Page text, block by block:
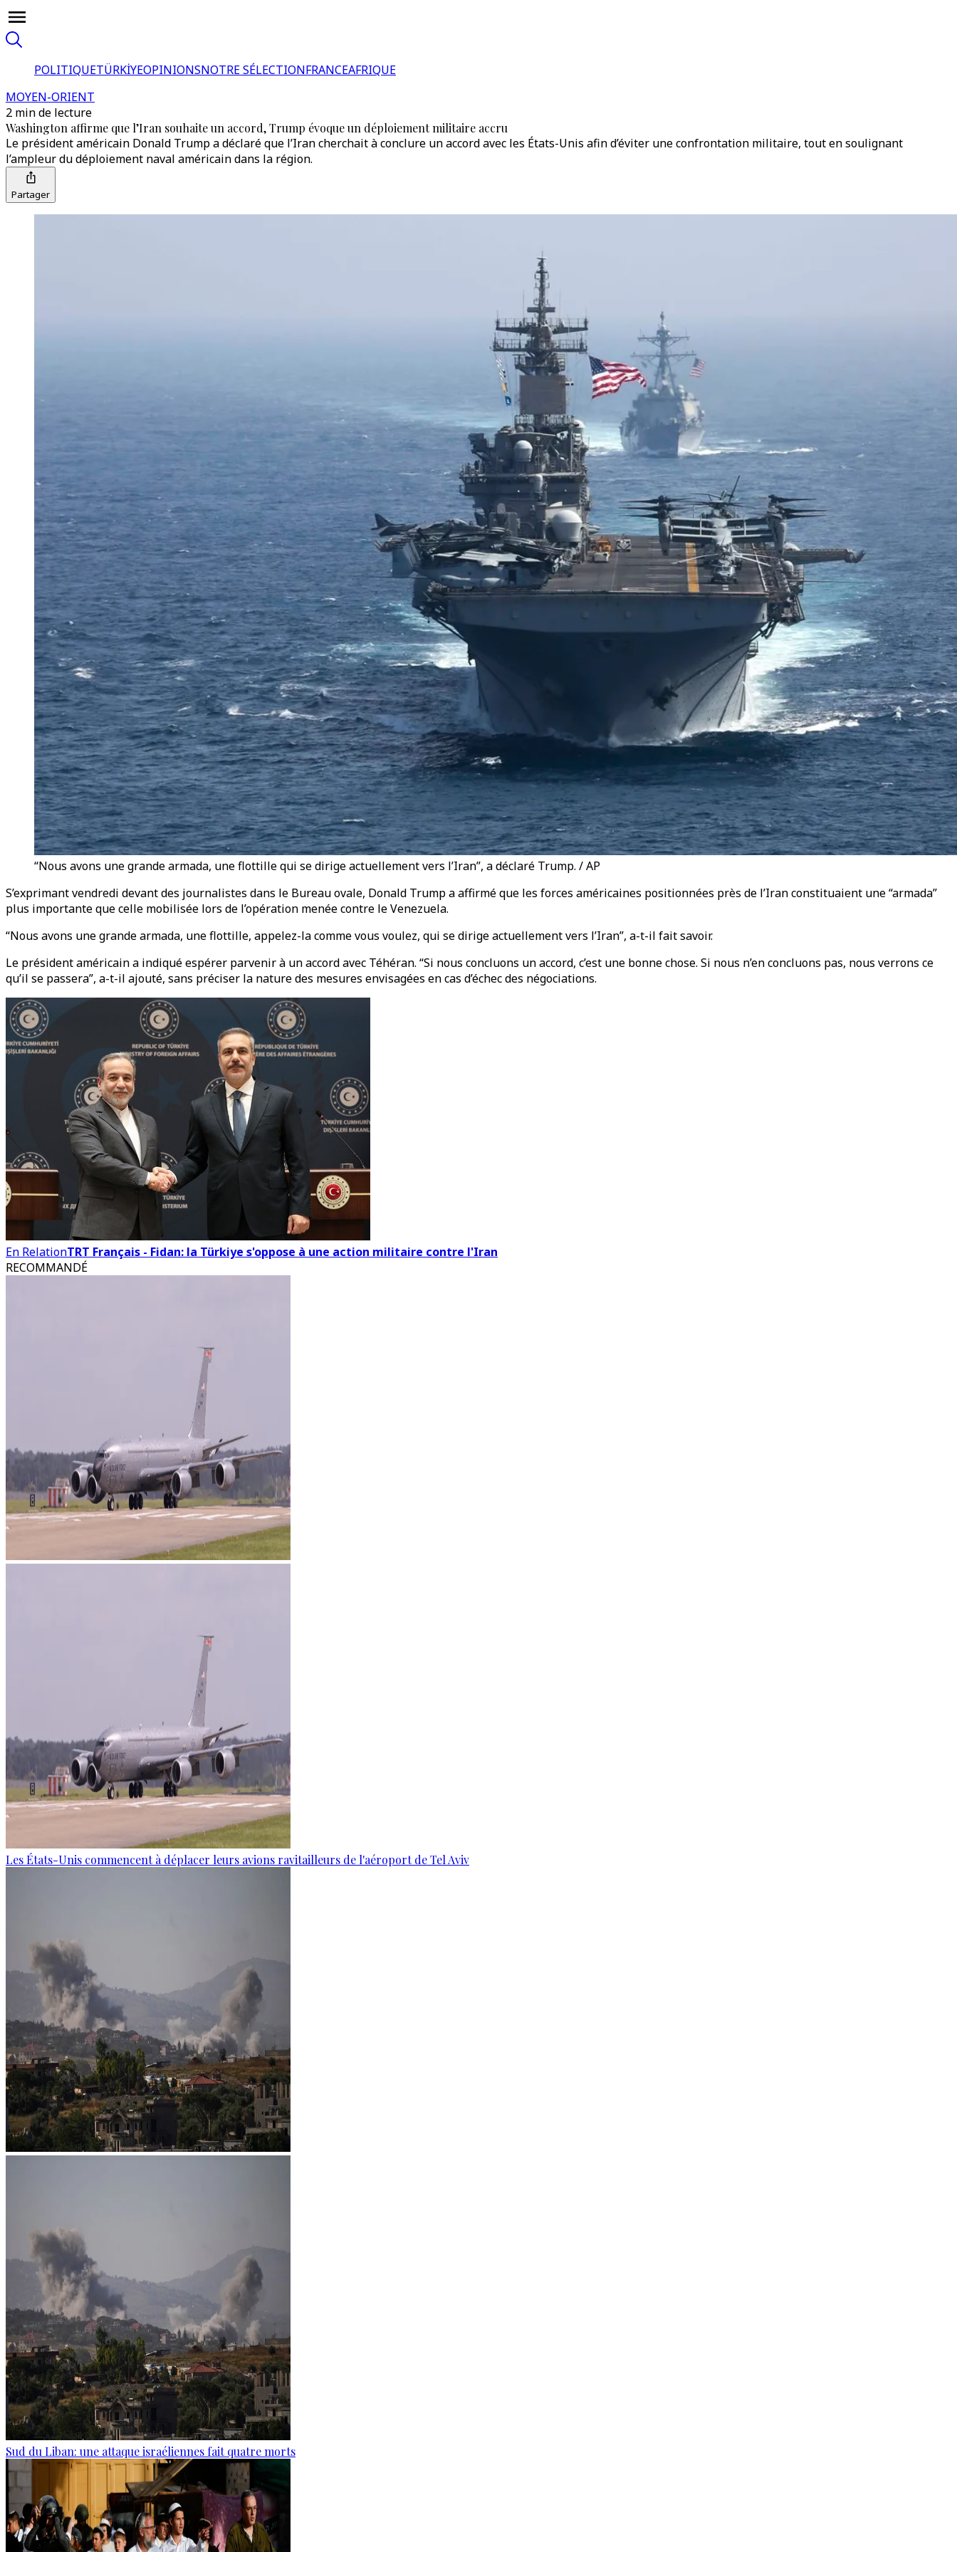
POLITIQUETÜRKİYEOPINIONSNOTRE SÉLECTIONFRANCEAFRIQUE
MOYEN-ORIENT
2 min de lecture
Washington affirme que l’Iran souhaite un accord, Trump évoque un déploiement militaire accru
Le président américain Donald Trump a déclaré que l’Iran cherchait à conclure un accord avec les États-Unis afin d’éviter une confrontation militaire, tout en soulignant
l’ampleur du déploiement naval américain dans la région.
Partager
“Nous avons une grande armada, une flottille qui se dirige actuellement vers l’Iran”, a déclaré Trump. / AP
S’exprimant vendredi devant des journalistes dans le Bureau ovale, Donald Trump a affirmé que les forces américaines positionnées près de l’Iran constituaient une “armada”
plus importante que celle mobilisée lors de l’opération menée contre le Venezuela.
“Nous avons une grande armada, une flottille, appelez-la comme vous voulez, qui se dirige actuellement vers l’Iran”, a-t-il fait savoir.
Le président américain a indiqué espérer parvenir à un accord avec Téhéran. “Si nous concluons un accord, c’est une bonne chose. Si nous n’en concluons pas, nous verrons ce
qu’il se passera”, a-t-il ajouté, sans préciser la nature des mesures envisagées en cas d’échec des négociations.
En RelationTRT Français - Fidan: la Türkiye s'oppose à une action militaire contre l'Iran
RECOMMANDÉ
Les États-Unis commencent à déplacer leurs avions ravitailleurs de l'aéroport de Tel Aviv
Sud du Liban: une attaque israéliennes fait quatre morts